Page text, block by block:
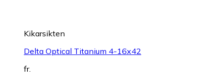
Kikarsikten
Delta Optical Titanium 4-16x42
fr.